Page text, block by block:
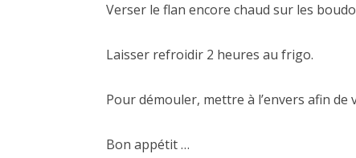
Verser le flan encore chaud sur les
Laisser refroidir 2 heures au frigo.
Pour démouler, mettre à l’envers afin de
Bon appétit …